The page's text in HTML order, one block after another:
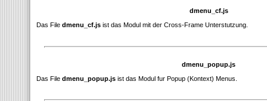
dmenu_cf.js
Das File dmenu_cf.js ist das Modul mit der Cross-Frame Unterstutzung.
dmenu_popup.js
Das File dmenu_popup.js ist das Modul fur Popup (Kontext) Menus.